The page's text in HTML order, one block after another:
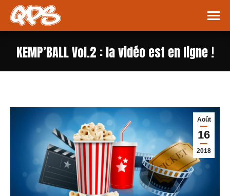
KEMP’BALL Vol.2 : la vidéo est en ligne !
Août
16
2018